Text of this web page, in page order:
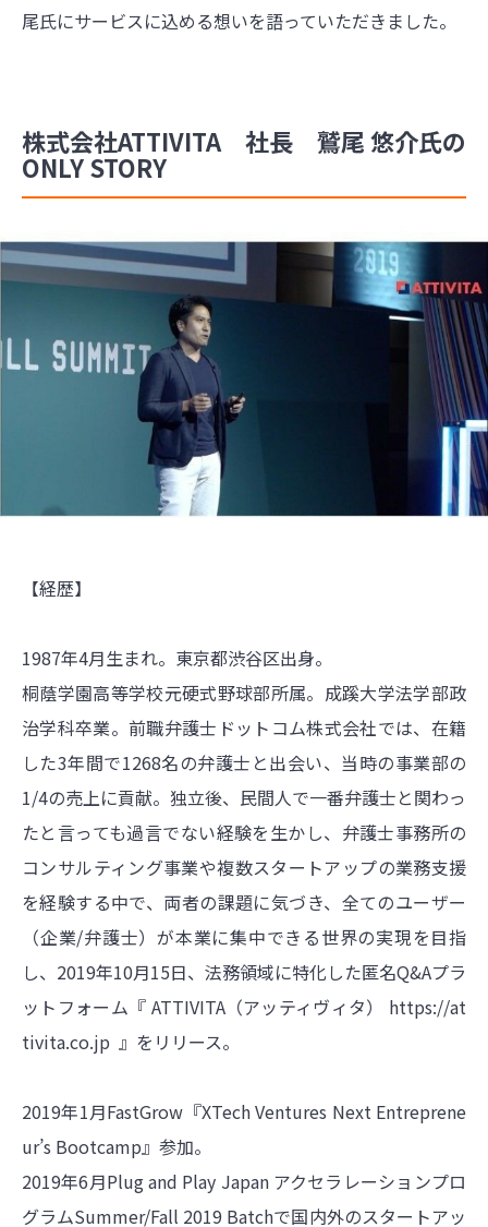
尾氏にサービスに込める想いを語っていただきました。
株式会社ATTIVITA 社長 鷲尾 悠介氏の
ONLY STORY
【経歴】
1987年4月生まれ。東京都渋谷区出身。
桐蔭学園高等学校元硬式野球部所属。成蹊大学法学部政
治学科卒業。前職弁護士ドットコム株式会社では、在籍
した3年間で1268名の弁護士と出会い、当時の事業部の
1/4の売上に貢献。独立後、民間人で一番弁護士と関わっ
たと言っても過言でない経験を生かし、弁護士事務所の
コンサルティング事業や複数スタートアップの業務支援
を経験する中で、両者の課題に気づき、全てのユーザー
（企業/弁護士）が本業に集中できる世界の実現を目指
し、2019年10月15日、法務領域に特化した匿名Q&Aプラ
ットフォーム『 ATTIVITA（アッティヴィタ） https://at
tivita.co.jp 』をリリース。
2019年1月FastGrow『XTech Ventures Next Entreprene
ur’s Bootcamp』参加。
2019年6月Plug and Play Japan アクセラレーションプロ
グラムSummer/Fall 2019 Batchで国内外のスタートアッ